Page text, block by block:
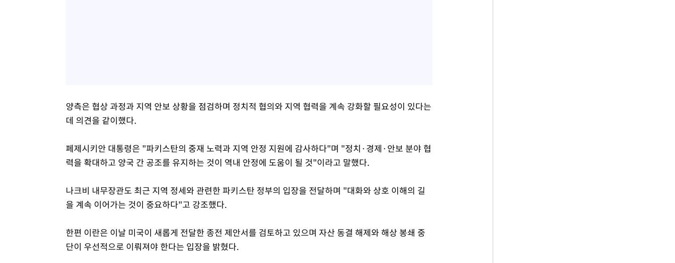
양측은 협상 과정과 지역 안보 상황을 점검하며 정치적 협의와 지역 협력을 계속 강화할 필요성이 있다는
데 의견을 같이했다.
페제시키안 대통령은 "파키스탄의 중재 노력과 지역 안정 지원에 감사하다"며 "정치·경제·안보 분야 협
력을 확대하고 양국 간 공조를 유지하는 것이 역내 안정에 도움이 될 것"이라고 말했다.
나크비 내무장관도 최근 지역 정세와 관련한 파키스탄 정부의 입장을 전달하며 "대화와 상호 이해의 길
을 계속 이어가는 것이 중요하다"고 강조했다.
한편 이란은 이날 미국이 새롭게 전달한 종전 제안서를 검토하고 있으며 자산 동결 해제와 해상 봉쇄 중
단이 우선적으로 이뤄져야 한다는 입장을 밝혔다.